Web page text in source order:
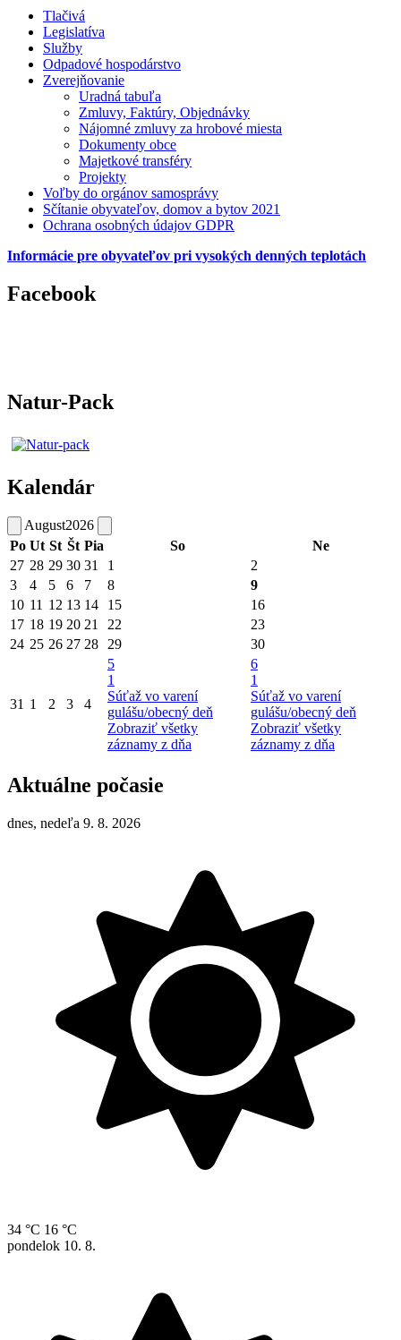
Tlačivá
Legislatíva
Služby
Odpadové hospodárstvo
Zverejňovanie
Uradná tabuľa
Zmluvy, Faktúry, Objednávky
Nájomné zmluvy za hrobové miesta
Dokumenty obce
Majetkové transféry
Projekty
Voľby do orgánov samosprávy
Sčítanie obyvateľov, domov a bytov 2021
Ochrana osobných údajov GDPR
Informácie pre obyvateľov pri vysokých denných teplotách
Facebook
Natur-Pack
Kalendár
August2026
Po Ut St Št Pia So
Ne
27 28 29 30 31 1
2
3
4 5 6 7 8
9
10 11 12 13 14 15
16
17 18 19 20 21 22
23
24 25 26 27 28 29 30
31 1 2 3 4
5
1
Súťaž vo varení
gulášu/obecný deň
Zobraziť všetky
záznamy z dňa
6
1
Súťaž vo varení
gulášu/obecný deň
Zobraziť všetky
záznamy z dňa
Aktuálne počasie
dnes, nedeľa 9. 8. 2026
34 °C 16 °C
pondelok 10. 8.